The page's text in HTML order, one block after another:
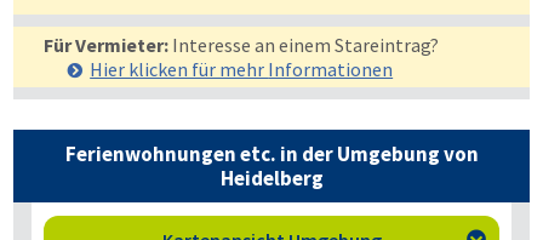
Für Vermieter: Interesse an einem Stareintrag?
Hier klicken für mehr Informationen
Ferienwohnungen etc. in der Umgebung von
Heidelberg